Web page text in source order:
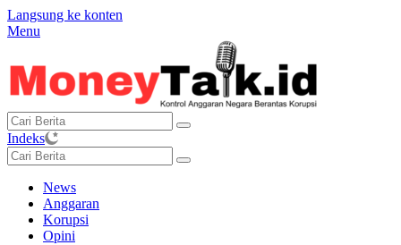
Langsung ke konten
Menu
Indeks
News
Anggaran
Korupsi
Opini